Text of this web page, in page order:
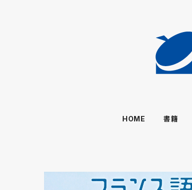
HOME 書籍